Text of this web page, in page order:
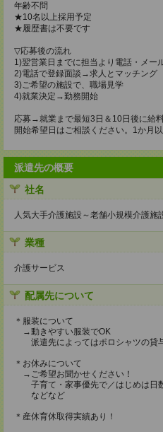
年齢不問
★10名以上採用予定
★履歴書は不要です
▽応募後の流れ
1)翌営業日までに担当より電話・メー
2)電話で登録面談→求人とマッチング
3)ご希望の施設で、職場見学
4)就業決定→勤務開始
応募→就業まで最短3日＆10日後に給料
開始希望日はご相談ください。1か月
派遣先の概要
社名
人気大手介護施設～老舗小規模介護施
業種
介護サービス
配属先について
＊服装について
→動きやすい服装でOK
派遣先によってはポロシャツの貸
＊お休みについて
→ご希望お聞かせください！
子育て・家事優先で／はじめは日
などなど
＊産休育休取得実績あり！